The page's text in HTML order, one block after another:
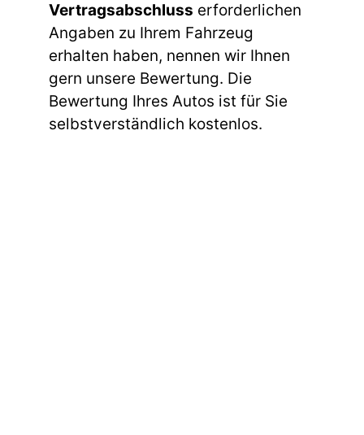
Vertragsabschluss erforderlichen
Angaben zu Ihrem Fahrzeug
erhalten haben, nennen wir Ihnen
gern unsere Bewertung. Die
Bewertung Ihres Autos ist für Sie
selbstverständlich kostenlos.